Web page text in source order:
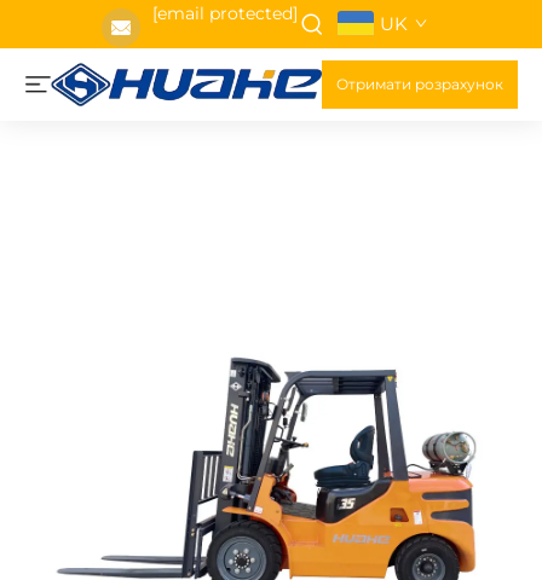
[email protected] UK
Отримати розрахунок